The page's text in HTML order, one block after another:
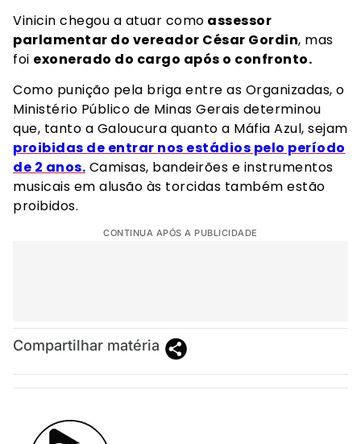
Vinicin chegou a atuar como assessor
parlamentar do vereador César Gordin, mas
foi exonerado do cargo após o confronto.
Como punição pela briga entre as Organizadas, o
Ministério Público de Minas Gerais determinou
que, tanto a Galoucura quanto a Máfia Azul, sejam
proibidas de entrar nos estádios pelo período
de 2 anos. Camisas, bandeirões e instrumentos
musicais em alusão às torcidas também estão
proibidos.
CONTINUA APÓS A PUBLICIDADE
Compartilhar matéria